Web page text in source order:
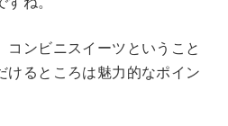
ンビニスイーツということ
けるところは魅力的なポイン